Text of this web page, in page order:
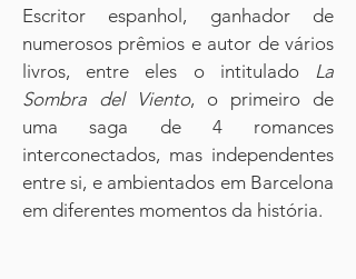
Escritor espanhol, ganhador de
numerosos prêmios e autor de vários
livros, entre eles o intitulado La
Sombra del Viento, o primeiro de
uma saga de 4 romances
interconectados, mas independentes
entre si, e ambientados em Barcelona
em diferentes momentos da história.